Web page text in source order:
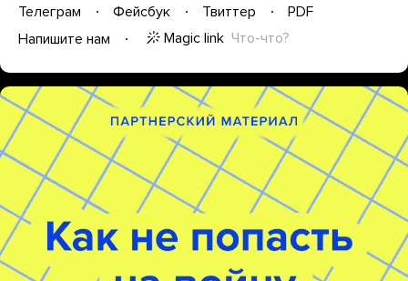
Телеграм Фейсбук Твиттер
PDF
Напишите нам
Magic link Что-что?